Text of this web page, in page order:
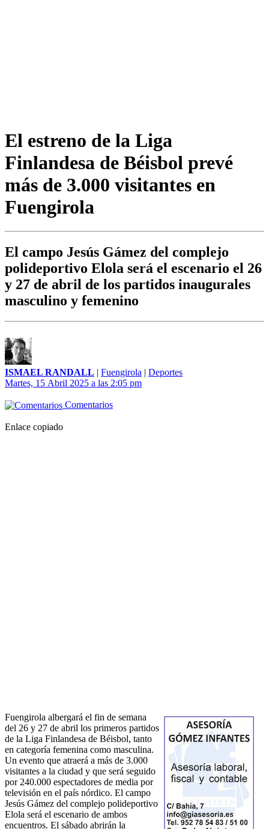
El estreno de la Liga
Finlandesa de Béisbol prevé
más de 3.000 visitantes en
Fuengirola
El campo Jesús Gámez del complejo
polideportivo Elola será el escenario el 26
y 27 de abril de los partidos inaugurales
masculino y femenino
ISMAEL RANDALL | Fuengirola | Deportes
Martes, 15 Abril 2025 a las 2:05 pm
Comentarios
Enlace copiado
Fuengirola albergará el fin de semana
del 26 y 27 de abril los primeros partidos
de la Liga Finlandesa de Béisbol, tanto
en categoría femenina como masculina.
Un evento que atraerá a más de 3.000
visitantes a la ciudad y que será seguido
por 240.000 espectadores de media por
televisión en el país nórdico. El campo
Jesús Gámez del complejo polideportivo
Elola será el escenario de ambos
encuentros. El sábado abrirán la